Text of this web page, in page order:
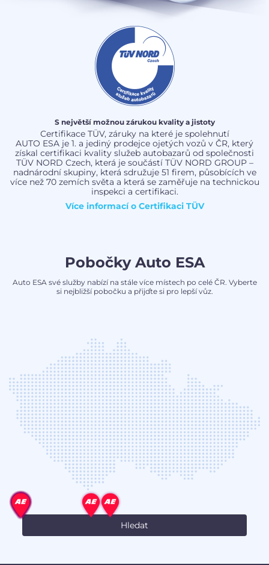
S největší možnou zárukou kvality a jistoty
Certifikace TÜV, záruky na které je spolehnutí
AUTO ESA je 1. a jediný prodejce ojetých vozů v ČR, který
získal certifikaci kvality služeb autobazarů od společnosti
TÜV NORD Czech, která je součástí TÜV NORD GROUP –
nadnárodní skupiny, která sdružuje 51 firem, působících ve
více než 70 zemích světa a která se zaměřuje na technickou
inspekci a certifikaci.
Více informací o Certifikaci TÜV
Pobočky Auto ESA
Auto ESA své služby nabízí na stále více místech po celé ČR. Vyberte
si nejbližší pobočku a přijďte si pro lepší vůz.